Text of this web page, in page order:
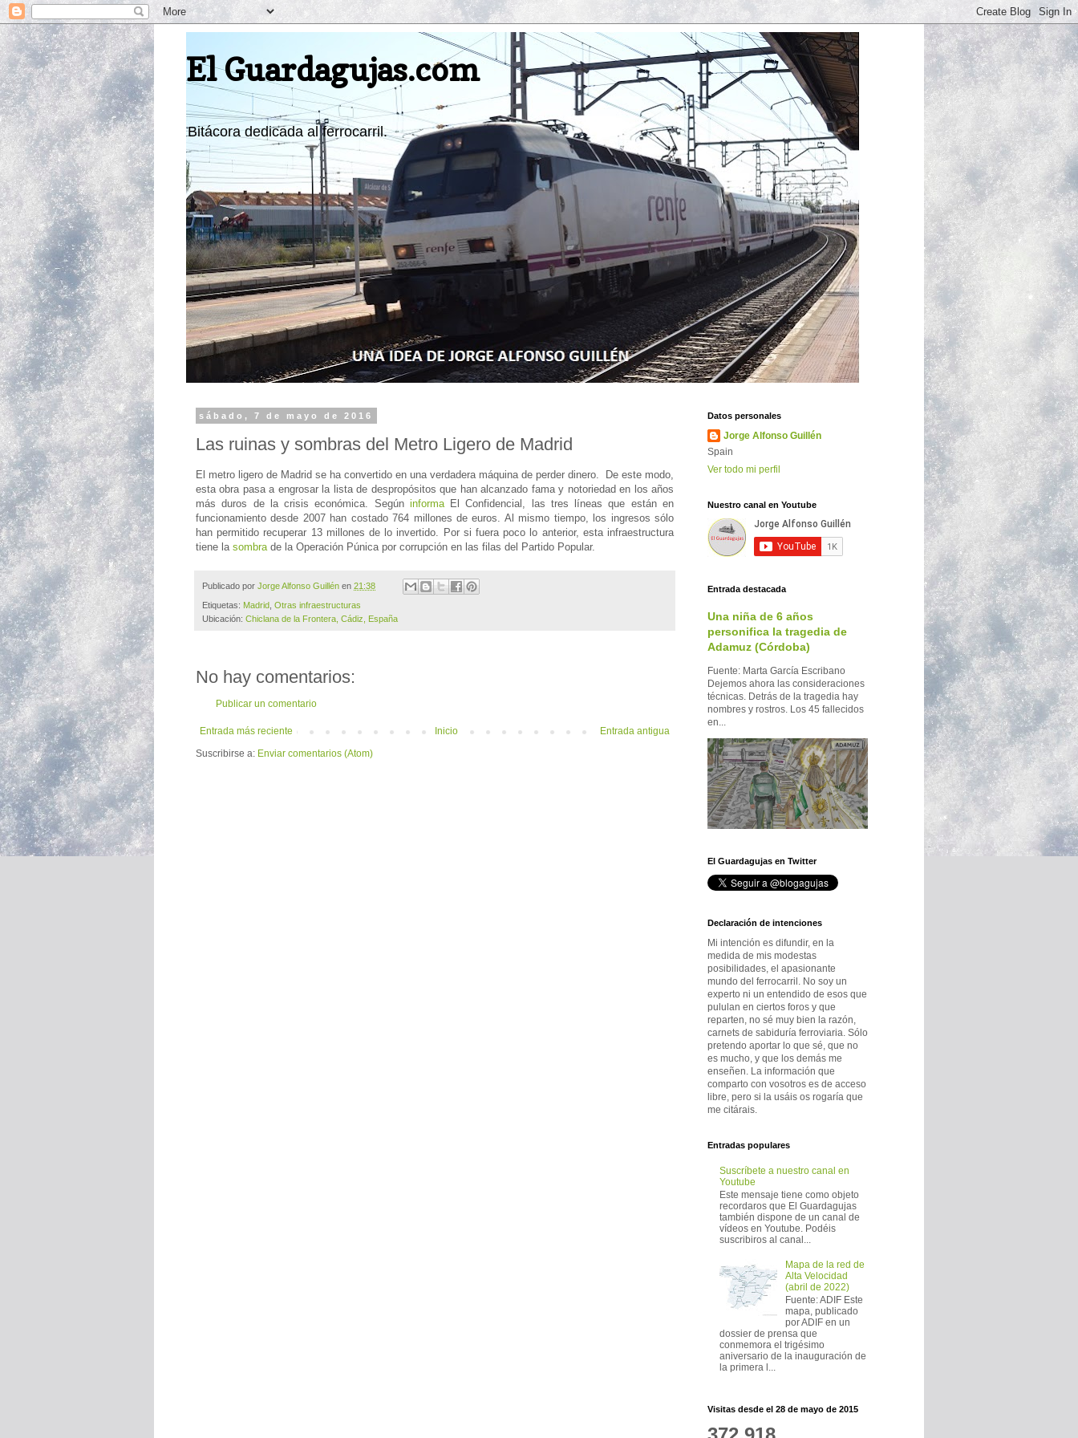
El Guardagujas.com
Bitácora dedicada al ferrocarril.
sábado, 7 de mayo de 2016
Las ruinas y sombras del Metro Ligero de Madrid
El metro ligero de Madrid se ha convertido en una verdadera máquina de perder dinero. De este modo,
esta obra pasa a engrosar la lista de despropósitos que han alcanzado fama y notoriedad en los años
más duros de la crisis económica. Según informaEl Confidencial, las tres líneas que están en
funcionamiento desde 2007 han costado 764 millones de euros. Al mismo tiempo, los ingresos sólo
han permitido recuperar 13 millones de lo invertido. Por si fuera poco lo anterior, esta infraestructura
tiene la sombra de la Operación Púnica por corrupción en las filas del Partido Popular.
Publicado por Jorge Alfonso Guillén en 21:38
Etiquetas: Madrid Otras infraestructuras
Ubicación: Chiclana de la Frontera, Cádiz, España
No hay comentarios:
Publicar un comentario
Entrada más reciente Entrada antigua
Inicio
Suscribirse a: Enviar comentarios (Atom)
Datos personales
Jorge Alfonso Guillén
Spain
Ver todo mi perfil
Nuestro canal en Youtube
Entrada destacada
Una niña de 6 años
personifica la tragedia de
Adamuz (Córdoba)
Fuente: Marta García Escribano
Dejemos ahora las consideraciones
técnicas. Detrás de la tragedia hay
nombres y rostros. Los 45 fallecidos
en...
El Guardagujas en Twitter
Declaración de intenciones
Mi intención es difundir, en la
medida de mis modestas
posibilidades, el apasionante
mundo del ferrocarril. No soy un
experto ni un entendido de esos que
pululan en ciertos foros y que
reparten, no sé muy bien la razón,
carnets de sabiduría ferroviaria. Sólo
pretendo aportar lo que sé, que no
es mucho, y que los demás me
enseñen. La información que
comparto con vosotros es de acceso
libre, pero si la usáis os rogaría que
me citárais.
Entradas populares
Suscríbete a nuestro canal en
Youtube
Este mensaje tiene como objeto
recordaros que El Guardagujas
también dispone de un canal de
vídeos en Youtube. Podéis
suscribiros al canal...
Mapa de la red de
Alta Velocidad
(abril de 2022)
Fuente: ADIF Este
mapa, publicado
por ADIF en un
dossier de prensa que
conmemora el trigésimo
aniversario de la inauguración de
la primera l...
Visitas desde el 28 de mayo de 2015